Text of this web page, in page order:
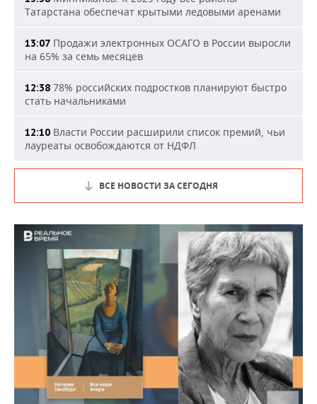
Татарстана обеспечат крытыми ледовыми аренами
13:07 Продажи электронных ОСАГО в России выросли
на 65% за семь месяцев
12:38 78% российских подростков планируют быстро
стать начальниками
12:10 Власти России расширили список премий, чьи
лауреаты освобождаются от НДФЛ
ВСЕ НОВОСТИ ЗА СЕГОДНЯ